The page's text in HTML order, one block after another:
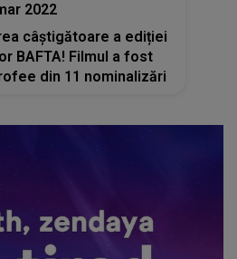
2022
câştigătoare a ediției
BAFTA! Filmul a fost
din 11 nominalizări